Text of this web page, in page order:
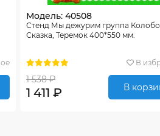
Модель: 40508
Стенд Мы дежурим группа
Сказка, Теремок 400*550 мм.
В
1 538 ₽
1 411 ₽ В